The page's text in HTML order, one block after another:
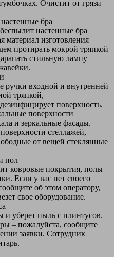
Очистит от грязи
бра
настенные бра
материал изготовления
протирать мокрой тряпкой
стильную лампу
ручки входной и внутренней
тряпкой,
поверхность.
поверхности
и зеркальные фасады.
стеллажей,
от вещей стеклянные
пол
ковровые покрытия, полы
Если у вас нет своего
об этом оператору,
свое оборудование.
уберет пыль с плинтусов.
– пожалуйста, сообщите
заявки. Сотрудник